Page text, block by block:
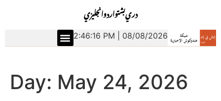
انجليزياردوبشتودري
2:46:17 PM | 08/08/2026
Day: May 24, 2026